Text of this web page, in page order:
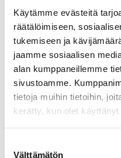
Käytämme evästeitä
räätälöimiseen,
tukemiseen ja
jaamme sosiaalisen
alan kumppaneillemme
sivustoamme.
tietoja muihin tietoihin,
kerätty, kun olet käyttänyt
Välttämätön
Tilavuus
Väri
Kiilto
Kiiltoaste